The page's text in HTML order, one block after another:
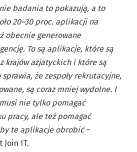
badania to pokazują, a to
20–30 proc. aplikacji na
obecnie generowane
To są aplikacje, które są
krajów azjatyckich i które są
że zespoły rekrutacyjne,
są coraz mniej wydolne. I
nie tylko pomagać
pracy, ale też pomagać
te aplikacje obrobić–
Join IT.